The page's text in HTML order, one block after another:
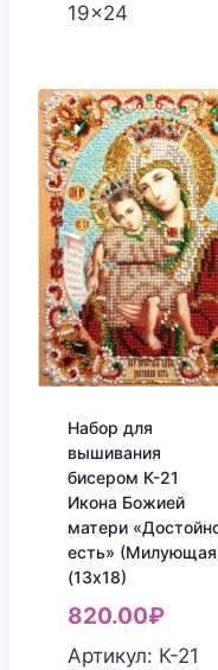
19x24
Набор для
вышивания
бисером К-21
Икона Божией
матери
есть»
(13х18)
820.00₽
Артикул: К-21